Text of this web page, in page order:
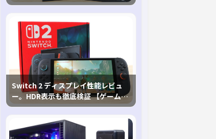
Switch 2 ディスプレイ性能レビュ
ー。HDR表示も徹底検証 【ゲームに
おけるHDRの未来を切り開く1台！】